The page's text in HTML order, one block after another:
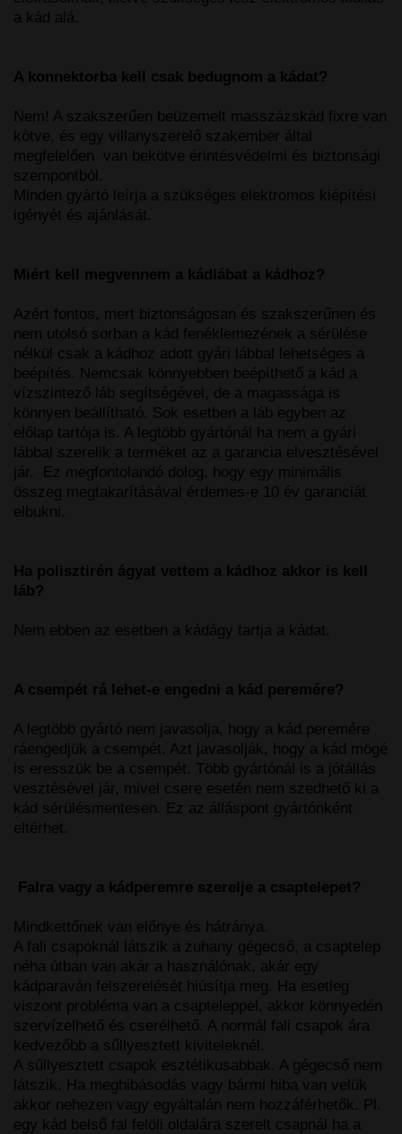
a kád alá.
A konnektorba kell csak bedugnom a kádat?
Nem! A szakszerűen beüzemelt masszázskád fixre van
kötve, és egy villanyszerelő szakember által
megfelelően van bekötve érintésvédelmi és biztonsági
szempontból.
Minden gyártó leírja a szükséges elektromos kiépítési
igényét és ajánlását.
Miért kell megvennem a kádlábat a kádhoz?
Azért fontos, mert biztonságosan és szakszerűnen és
nem utolsó sorban a kád fenéklemezének a sérülése
nélkül csak a kádhoz adott gyári lábbal lehetséges a
beépítés. Nemcsak könnyebben beépíthető a kád a
vízszintező láb segítségével, de a magassága is
könnyen beállítható. Sok esetben a láb egyben az
előlap tartója is. A legtöbb gyártónál ha nem a gyári
lábbal szerelik a terméket az a garancia elvesztésével
jár. Ez megfontolandó dolog, hogy egy minimális
összeg megtakarításával érdemes-e 10 év garanciát
elbukni.
Ha polisztirén ágyat vettem a kádhoz akkor is kell
láb?
Nem ebben az esetben a kádágy tartja a kádat.
A csempét rá lehet-e engedni a kád peremére?
A legtöbb gyártó nem javasolja, hogy a kád peremére
ráengedjük a csempét. Azt javasolják, hogy a kád mögé
is eresszük be a csempét. Több gyártónál is a jótállás
vesztésével jár, mivel csere esetén nem szedhető ki a
kád sérülésmentesen. Ez az álláspont gyártónként
eltérhet.
Falra vagy a kádperemre szerelje a csaptelepet?
Mindkettőnek van előnye és hátránya.
A fali csapoknál látszik a zuhany gégecső, a csaptelep
néha útban van akár a használónak, akár egy
kádparaván felszerelését hiúsítja meg. Ha esetleg
viszont probléma van a csapteleppel, akkor könnyedén
szervízelhető és cserélhető. A normál fali csapok ára
kedvezőbb a sűllyesztett kiviteleknél.
A sűllyesztett csapok esztétikusabbak. A gégecső nem
látszik. Ha meghibásodás vagy bármi hiba van velük
akkor nehezen vagy egyáltalán nem hozzáférhetők. Pl.
egy kád belső fal felöli oldalára szerelt csapnál ha a